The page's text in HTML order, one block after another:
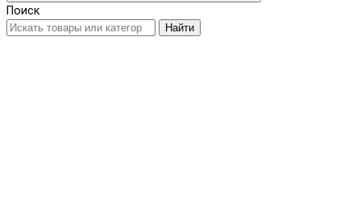
Поиск
Найти